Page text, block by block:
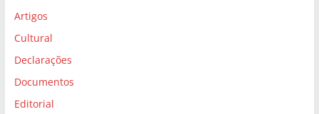
Artigos
Cultural
Declarações
Documentos
Editorial